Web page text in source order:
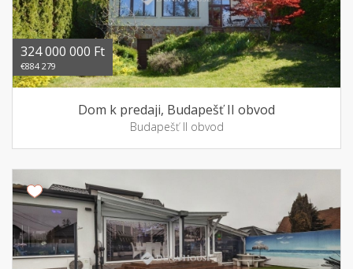
324 000 000 Ft
€884 279
Dom k predaji, Budapešť II obvod
Budapešť II obvod